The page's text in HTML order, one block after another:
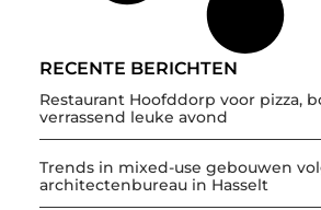
RECENTE BERICHTEN
Restaurant Hoofddorp voor pizza,
verrassend leuke avond
Trends in mixed-use gebouwen
architectenbureau in Hasselt